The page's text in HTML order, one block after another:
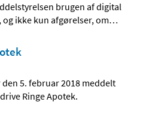
brugen af digital
ikke kun afgørelser, om…
5. februar 2018 meddelt
Ringe Apotek.